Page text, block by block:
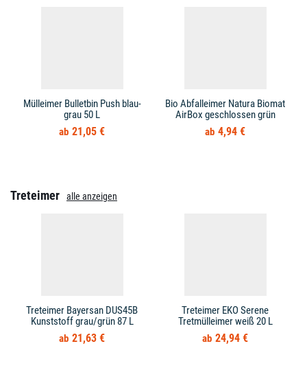
Mülleimer Bulletbin Push blau-
grau 50 L
21,05 €
Bio Abfalleimer Natura Biomat
AirBox geschlossen grün
4,94 €
Treteimer alle anzeigen
Treteimer Bayersan DUS45B
Kunststoff grau/grün 87 L
21,63 €
Treteimer EKO Serene
Tretmülleimer weiß 20 L
24,94 €